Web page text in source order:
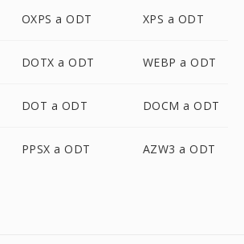
OXPS a ODT XPS a ODT
DOTX a ODT WEBP a ODT
DOT a ODT DOCM a ODT
PPSX a ODT AZW3 a ODT